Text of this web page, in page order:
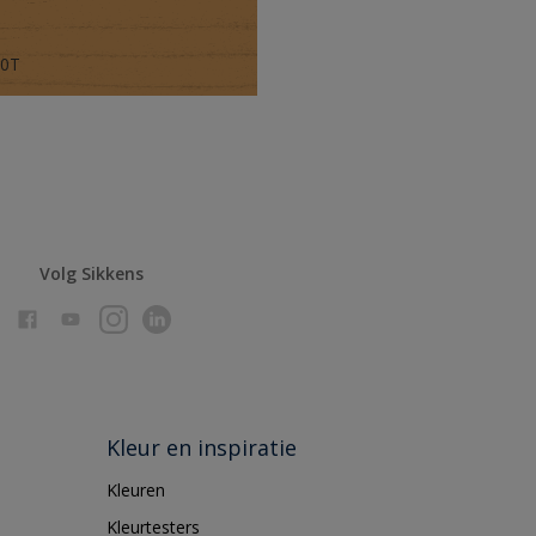
Volg Sikkens
Kleur en inspiratie
Kleuren
Kleurtesters